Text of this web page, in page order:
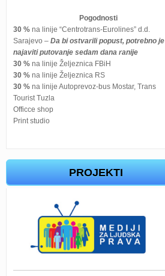
Pogodnosti
30 % na linije “Centrotrans-Eurolines” d.d.
Sarajevo – Da bi ostvarili popust, potrebno je
najaviti putovanje sedam dana ranije
30 % na linije Željeznica FBiH
30 % na linije Željeznica RS
30 % na linije Autoprevoz-bus Mostar, Trans
Tourist Tuzla
Officce shop
Print studio
PROJEKTI